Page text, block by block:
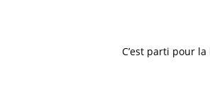
C’est parti pour